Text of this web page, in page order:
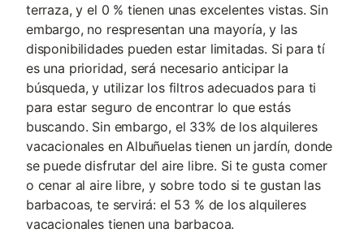
terraza, y el 0 % tienen unas excelentes vistas. Sin
embargo, no respresentan una mayoría, y las
disponibilidades pueden estar limitadas. Si para tí
es una prioridad, será necesario anticipar la
búsqueda, y utilizar los filtros adecuados para ti
para estar seguro de encontrar lo que estás
buscando. Sin embargo, el 33% de los alquileres
vacacionales en Albuñuelas tienen un jardín, donde
se puede disfrutar del aire libre. Si te gusta comer
o cenar al aire libre, y sobre todo si te gustan las
barbacoas, te servirá: el 53 % de los alquileres
vacacionales tienen una barbacoa.